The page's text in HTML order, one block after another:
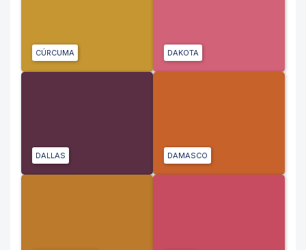
CÚRCUMA DAKOTA
DALLAS DAMASCO